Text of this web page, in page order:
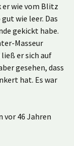
er wie vom Blitz
wie leer. Das
gekickt habe.
Masseur
er sich auf
gesehen, dass
hat. Es war
vor 46 Jahren